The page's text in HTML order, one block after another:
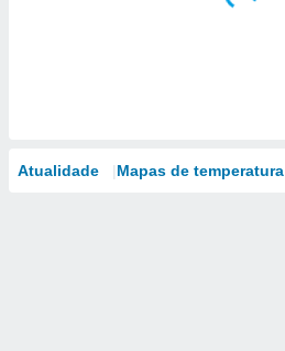
Atualidade Mapas de temperatura